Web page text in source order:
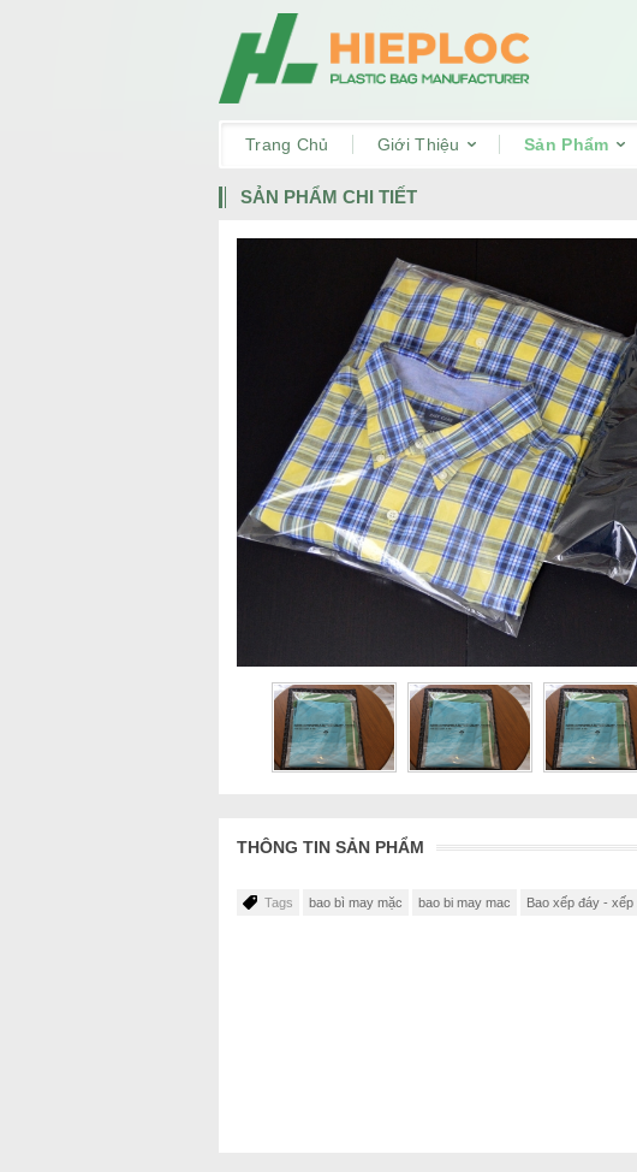
Trang Chủ Giới Thiệu Sản Phẩm
SẢN PHẨM CHI TIẾT
THÔNG TIN SẢN PHẨM
Tags bao bì may mặc bao bi may mac Bao xếp đáy - xếp